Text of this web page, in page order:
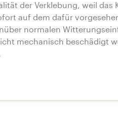
der Verklebung, weil das
auf dem dafür
normalen
mechanisch beschädigt